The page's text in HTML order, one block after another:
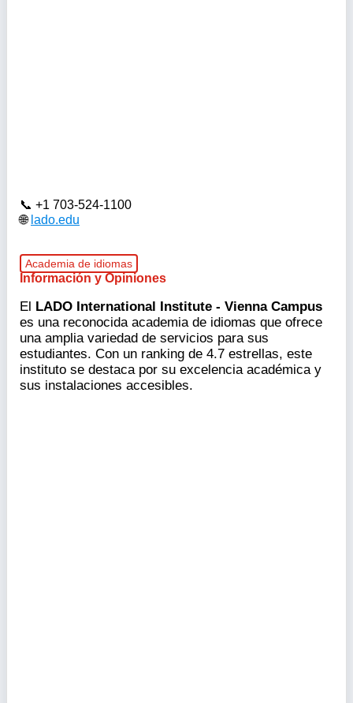
+1 703-524-1100
lado.edu
Academia de idiomas
Información y Opiniones
El LADO International Institute - Vienna Campus
es una reconocida academia de idiomas que ofrece
una amplia variedad de servicios para sus
estudiantes. Con un ranking de 4.7 estrellas, este
instituto se destaca por su excelencia académica y
sus instalaciones accesibles.